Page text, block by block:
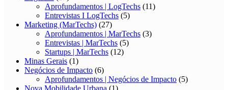
Aprofundamentos | LogTechs (11)
Entrevistas I LogTechs (5)
Marketing (MarTechs) (27)
Aprofundamentos | MarTechs (3)
Entrevistas | MarTechs (5)
Startups | MarTechs (12)
Minas Gerais (1)
Negócios de Impacto (6)
Aprofundamentos | Negócios de Impacto (5)
Nova Mobilidade Urbana (1)